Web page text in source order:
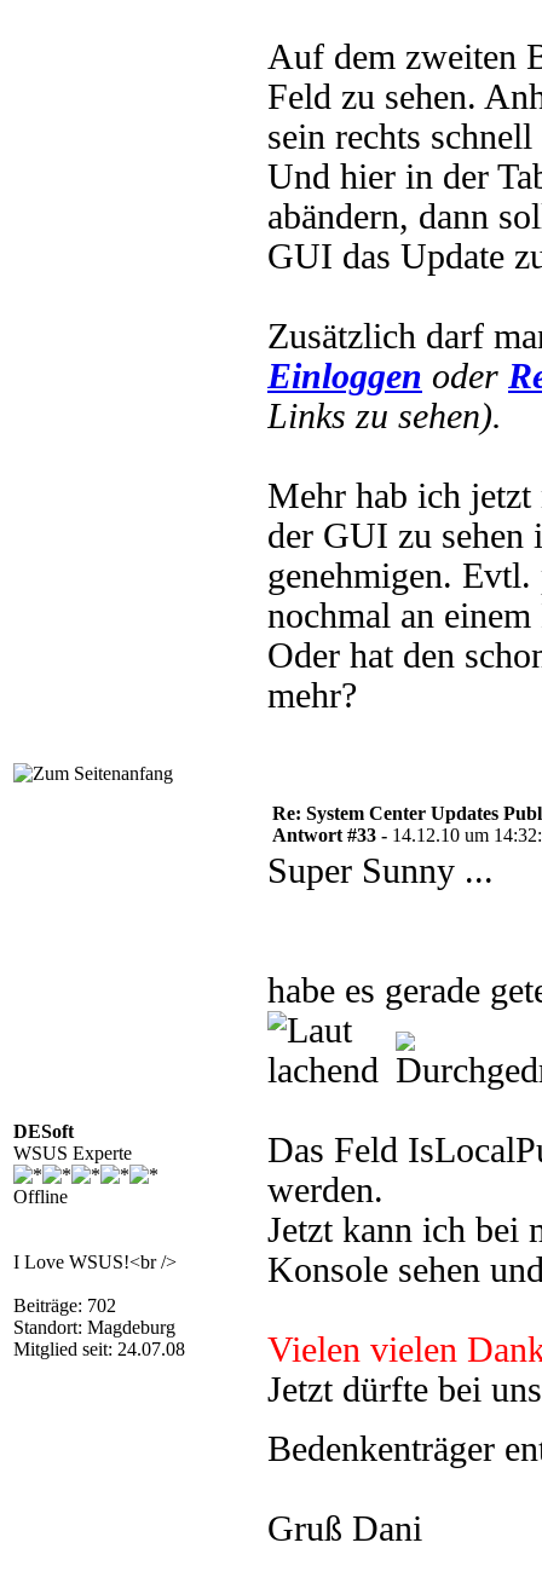
Auf dem zweiten
Feld zu sehen.
sein rechts
Und hier in der
abändern, dann
GUI das Update
Zusätzlich darf
Einloggen oder
Links zu sehen).
Mehr hab ich jetzt
der GUI zu sehen
genehmigen. Evtl.
nochmal an
Oder hat den
mehr?
DESoft
WSUS Experte
Offline
I Love WSUS!<br />
Beiträge: 702
Standort: Magdeburg
Mitglied seit: 24.07.08
Re: System Center Updates
Antwort #33 - 14.12.10 um
Super Sunny ...
habe es gerade
Das Feld
werden.
Jetzt kann ich bei
Konsole sehen
Vielen vielen
Jetzt dürfte bei
Bedenkenträger
Gruß Dani